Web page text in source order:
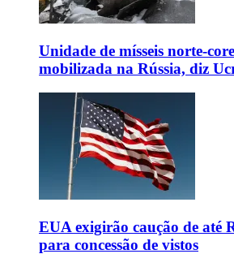
Unidade de mísseis norte-
mobilizada na Rússia, diz
EUA exigirão caução de até
para concessão de vistos